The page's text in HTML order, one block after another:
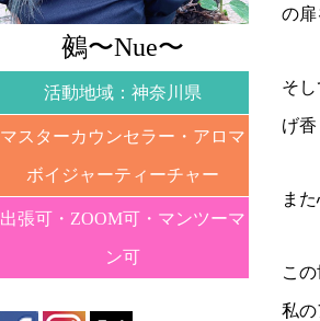
鵺〜Nue〜
活動地域：神奈川県
マスターカウンセラー・アロマ
ボイジャーティーチャー
出張可・ZOOM可・マンツーマ
ン可
の
そ
げ
ま
こ
私